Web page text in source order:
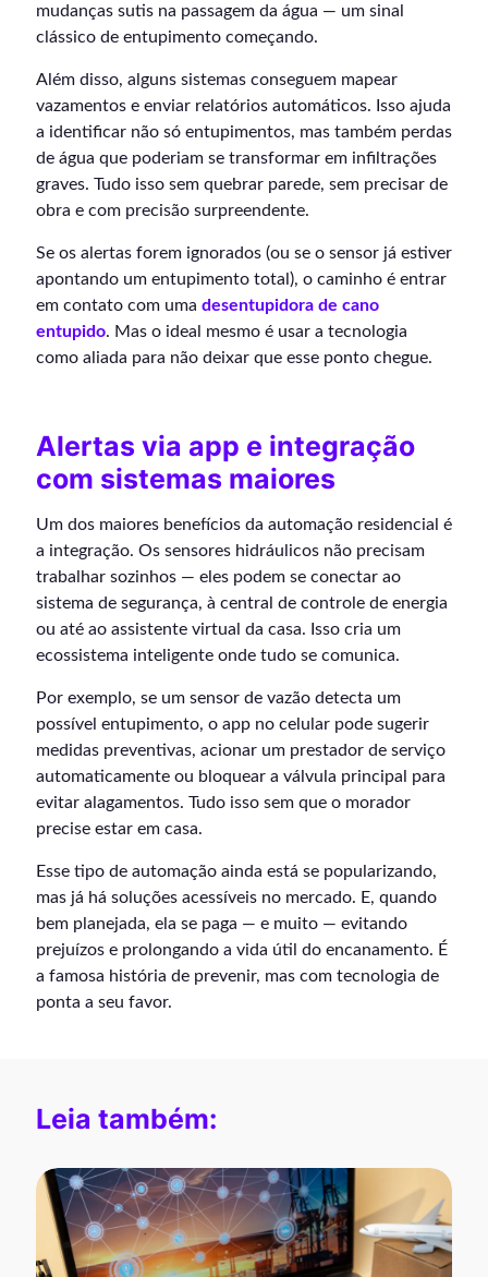
mudanças sutis na passagem da água — um sinal
clássico de entupimento começando.
Além disso, alguns sistemas conseguem mapear
vazamentos e enviar relatórios automáticos. Isso ajuda
a identificar não só entupimentos, mas também perdas
de água que poderiam se transformar em infiltrações
graves. Tudo isso sem quebrar parede, sem precisar de
obra e com precisão surpreendente.
Se os alertas forem ignorados (ou se o sensor já estiver
apontando um entupimento total), o caminho é entrar
em contato com uma desentupidora de cano
entupido. Mas o ideal mesmo é usar a tecnologia
como aliada para não deixar que esse ponto chegue.
Alertas via app e integração
com sistemas maiores
Um dos maiores benefícios da automação residencial é
a integração. Os sensores hidráulicos não precisam
trabalhar sozinhos — eles podem se conectar ao
sistema de segurança, à central de controle de energia
ou até ao assistente virtual da casa. Isso cria um
ecossistema inteligente onde tudo se comunica.
Por exemplo, se um sensor de vazão detecta um
possível entupimento, o app no celular pode sugerir
medidas preventivas, acionar um prestador de serviço
automaticamente ou bloquear a válvula principal para
evitar alagamentos. Tudo isso sem que o morador
precise estar em casa.
Esse tipo de automação ainda está se popularizando,
mas já há soluções acessíveis no mercado. E, quando
bem planejada, ela se paga — e muito — evitando
prejuízos e prolongando a vida útil do encanamento. É
a famosa história de prevenir, mas com tecnologia de
ponta a seu favor.
Leia também: